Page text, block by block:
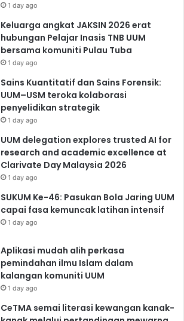
1 day ago
Keluarga angkat JAKSIN 2026 erat
hubungan Pelajar Inasis TNB UUM
bersama komuniti Pulau Tuba
1 day ago
Sains Kuantitatif dan Sains Forensik:
UUM–USM teroka kolaborasi
penyelidikan strategik
1 day ago
UUM delegation explores trusted AI for
research and academic excellence at
Clarivate Day Malaysia 2026
1 day ago
SUKUM Ke-46: Pasukan Bola Jaring UUM
capai fasa kemuncak latihan intensif
1 day ago
Aplikasi mudah alih perkasa
pemindahan ilmu Islam dalam
kalangan komuniti UUM
1 day ago
CeTMA semai literasi kewangan kanak-